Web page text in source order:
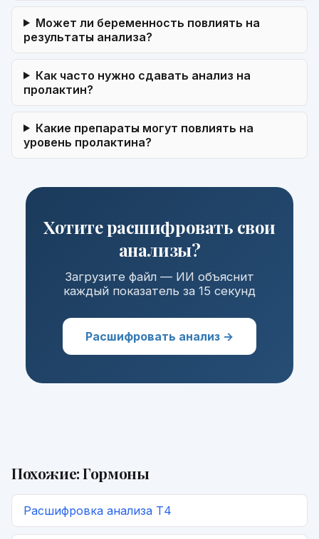
Может ли беременность повлиять на
результаты анализа?
Как часто нужно сдавать анализ на
пролактин?
Какие препараты могут повлиять на
уровень пролактина?
Хотите расшифровать свои
анализы?
Загрузите файл — ИИ объяснит
каждый показатель за 15 секунд
Расшифровать анализ →
Похожие:Гормоны
Расшифровка анализа Т4